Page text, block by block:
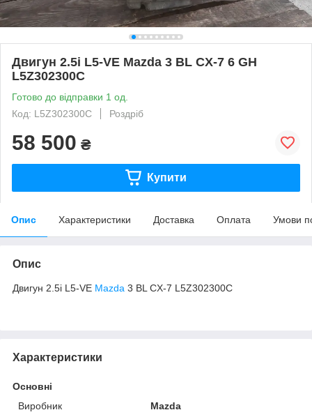
Двигун 2.5i L5-VE Mazda 3 BL CX-7 6 GH
L5Z302300C
Готово до відправки 1 од.
Код: L5Z302300C
Роздріб
58 500 ₴
Купити
Опис Характеристики Доставка Оплата Умови
Опис
Двигун 2.5i L5-VE Mazda 3 BL CX-7 L5Z302300C
Характеристики
Основні
Виробник
Mazda